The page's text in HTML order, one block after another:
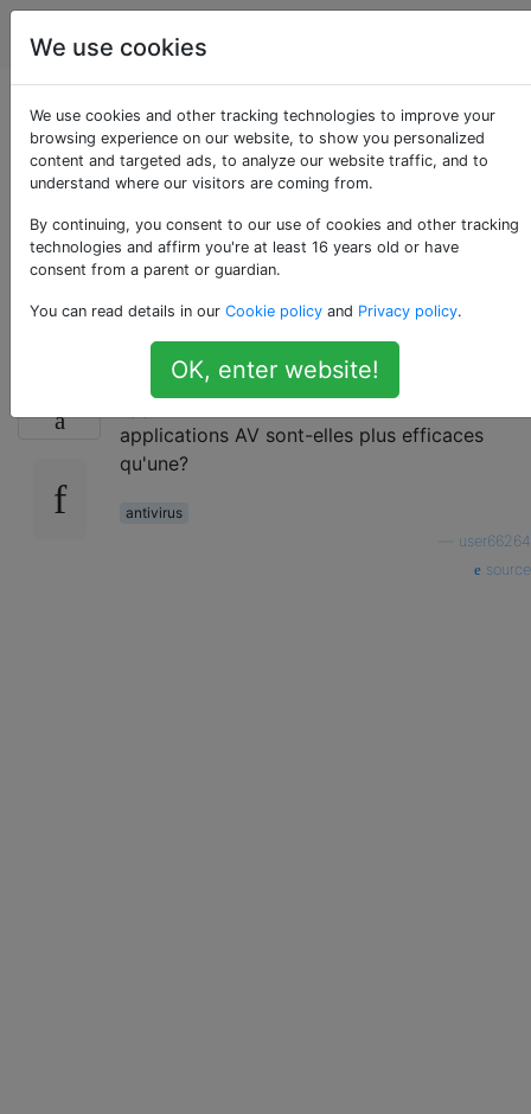
Android
Est-ce une bonne
idée / utile d'utiliser
deux applications
antivirus sur Android?
Est-ce un gaspillage de charger deux
applications antivirus sur votre mobile? Deux
applications AV sont-elles plus efficaces
qu'une?
antivirus
user66264
source
We use cookies
We use cookies and other tracking technologies to improve your
browsing experience on our website, to show you personalized
content and targeted ads, to analyze our website traffic, and to
understand where our visitors are coming from.
By continuing, you consent to our use of cookies and other tracking
technologies and affirm you're at least 16 years old or have
consent from a parent or guardian.
You can read details in our Cookie policy and Privacy policy.
OK, enter website!